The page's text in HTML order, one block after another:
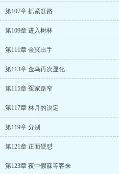
第107章 抓紧赶路
第109章 进入树林
第111章 金冥出手
第113章 金乌再次显化
第115章 冤家路窄
第117章 林月的决定
第119章 分别
第121章 正面硬怼
第123章 夜中假寐等客来